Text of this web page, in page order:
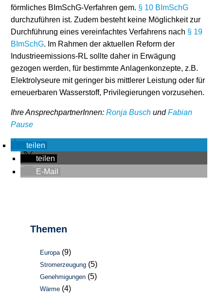
förmliches BImSchG-Verfahren gem. § 10 BImSchG
durchzuführen ist. Zudem besteht keine Möglichkeit zur
Durchführung eines vereinfachtes Verfahrens nach § 19
BImSchG. Im Rahmen der aktuellen Reform der
Industrieemissions-RL sollte daher in Erwägung
gezogen werden, für bestimmte Anlagenkonzepte, z.B.
Elektrolyseure mit geringer bis mittlerer Leistung oder für
erneuerbaren Wasserstoff, Privilegierungen vorzusehen.
Ihre AnsprechpartnerInnen: Ronja Busch undFabian
Pause
teilen
teilen
E-Mail
Themen
Europa (9)
Stromerzeugung (5)
Genehmigungen (5)
Wärme (4)